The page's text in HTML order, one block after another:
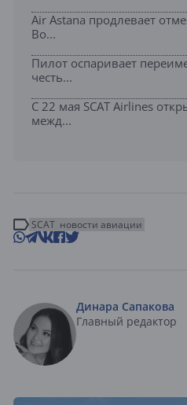
Air Astana продлевает
Во...
Пилот оспаривает
честь...
С 22 мая SCAT Airlines
межд...
SCAT новости авиации
Динара Сапакова
Главный редактор